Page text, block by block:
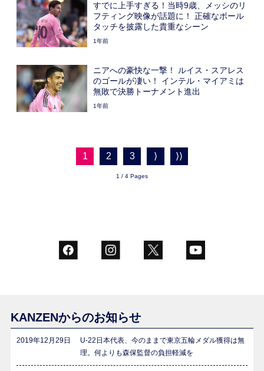
すでに上手すぎる！当時9歳、メッシのリ
フティング映像が話題に！ 正確なボール
タッチを披露した貴重なシーン
1年前
ニアへの豪快な一撃！ ルイス・スアレス
のゴールが凄い！ インテル・マイアミは
無敗で決勝トーナメント進出
1年前
1 2 3 ⟩ ⟩⟩
1 / 4 Pages
KANZENからのお知らせ
2019年12月29日
U-22日本代表、今のままで東京五輪メダル獲得は無
理。何よりも森保監督の負担軽減を